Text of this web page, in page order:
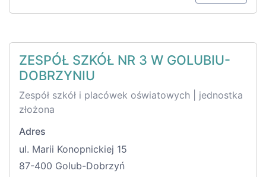
ZESPÓŁ SZKÓŁ NR 3 W GOLUBIU-
DOBRZYNIU
Zespół szkół i placówek oświatowych | jednostka
złożona
Adres
ul. Marii Konopnickiej 15
87-400 Golub-Dobrzyń